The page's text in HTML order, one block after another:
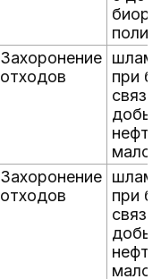
Захоронение
отходов
при
Захоронение
отходов
при